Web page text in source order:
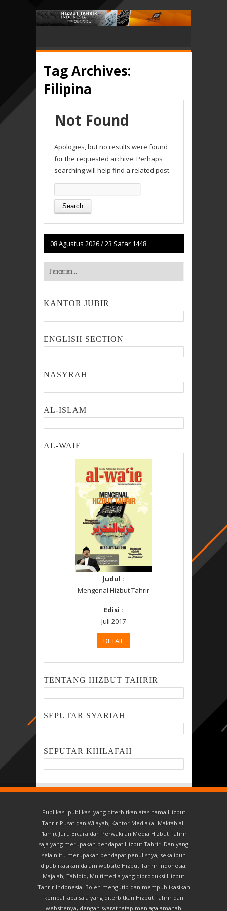
Tag Archives:
Filipina
Not Found
Apologies, but no results were found
for the requested archive. Perhaps
searching will help find a related post.
for:
08 Agustus 2026/23 Safar 1448
KANTOR JUBIR
ENGLISH SECTION
NASYRAH
AL-ISLAM
AL-WAIE
Judul :
Mengenal Hizbut Tahrir
Edisi :
Juli 2017
DETAIL
TENTANG HIZBUT TAHRIR
SEPUTAR SYARIAH
SEPUTAR KHILAFAH
Publikasi-publikasi yang diterbitkan atas nama Hizbut
Tahrir Pusat dan Wilayah, Kantor Media (al-Maktab al-
I'lami), Juru Bicara dan Perwakilan Media Hizbut Tahrir
saja yang merupakan pendapat Hizbut Tahrir. Dan yang
selain itu merupakan pendapat penulisnya, sekalipun
dipublikasikan dalam website Hizbut Tahrir Indonesia,
Majalah, Tabloid, Multimedia yang diproduksi Hizbut
Tahrir Indonesia. Boleh mengutip dan mempublikasikan
kembali apa saja yang diterbitkan Hizbut Tahrir dan
websitenya, dengan syarat tetap menjaga amanah